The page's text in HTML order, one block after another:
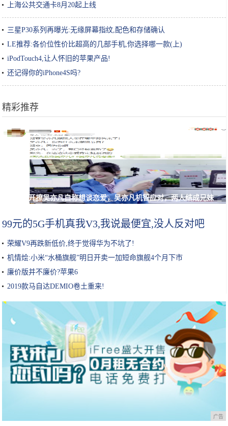
上海公共交通卡8月20起上线
三星P30系列再曝光:无缘屏幕指纹,配色和存储确认
LE推荐:各价位性价比超高的几部手机,你选择哪一款(上)
iPodTouch4,让人怀旧的苹果产品!
还记得你的iPhone4S吗?
精彩推荐
郑爽开撩吴亦凡自称想谈恋爱，吴亦凡机智应对，两人结成兄妹
99元的5G手机真我V3,我说最便宜,没人反对吧
荣耀V9再跌新低价,终于觉得华为不坑了!
机情烩:小米“水桶旗舰”明日开卖一加短命旗舰4个月下市
廉价版并不廉价?苹果6
2019款马自达DEMIO卷土重来!
广告